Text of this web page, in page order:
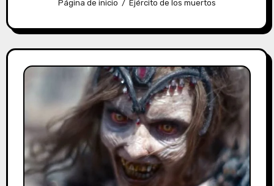
Página de inicio Ejército de los muertos